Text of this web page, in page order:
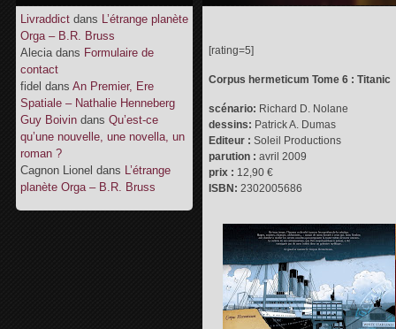
[rating=5]
Corpus hermeticum Tome 6 : Titanic
scénario: Richard D. Nolane
dessins: Patrick A. Dumas
Editeur : Soleil Productions
parution : avril 2009
prix : 12,90 €
ISBN: 2302005686
Livraddict dans L’étrange planète
Orga – B.R. Bruss
Aleciadans Formulaire de
contact
fidel dans An Premier, Ere
Spatiale – Nathalie Henneberg
Guy Boivin dans Qu’est-ce
qu’une nouvelle, une novella, un
roman ?
Cagnon Lionel dans L’étrange
planète Orga – B.R. Bruss